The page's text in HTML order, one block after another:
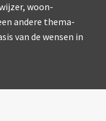
woon-
andere thema-
van de wensen in